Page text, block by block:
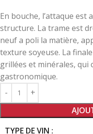
En bouche, l’attaque est
structure. La trame est
neuf a poli la matière,
texture soyeuse. La
grillées et minérales, qui
gastronomique.
TYPE DE VIN :